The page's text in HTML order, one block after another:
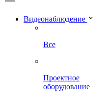
Видеонаблюдение
Все
Проектное
оборудование